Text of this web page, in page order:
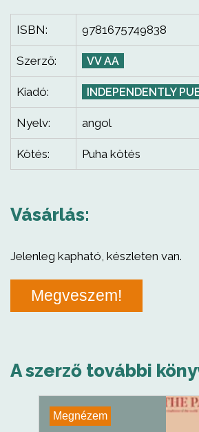
ISBN: 9781675749838
Szerző: VV AA
Kiadó: INDEPENDENTLY
Nyelv: angol
Kötés: Puha kötés
Vásárlás:
Jelenleg kapható, készleten van.
Megveszem!
A szerző további
Megnézem